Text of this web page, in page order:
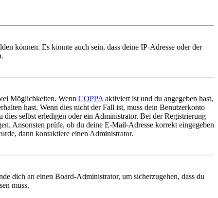
können. Es könnte auch sein, dass deine IP-Adresse oder der
Möglichkeiten. Wenn COPPA aktiviert ist und du angegeben hast,
hast. Wenn dies nicht der Fall ist, muss dein Benutzerkonto
selbst erledigen oder ein Administrator. Bei der Registrierung
Ansonsten prüfe, ob du deine E-Mail-Adresse korrekt eingegeben
dann kontaktiere einen Administrator.
dich an einen Board-Administrator, um sicherzugehen, dass du
muss.